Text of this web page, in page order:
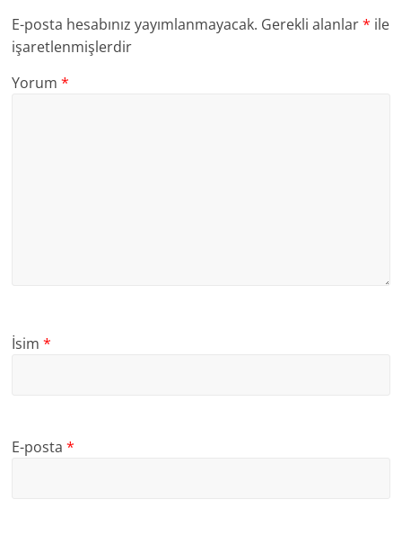
E-posta hesabınız yayımlanmayacak. Gerekli alanlar* ile
işaretlenmişlerdir
Yorum*
İsim*
E-posta*